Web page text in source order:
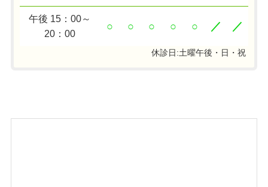
午後 15：00～
20：00
○ ○ ○ ○ ○ ／ ／
休診日:土曜午後・日・祝